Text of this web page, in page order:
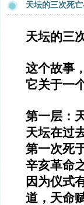
天坛的三次死
天坛的三
这个故事
它关于一
第一层：
天坛在过
第一次死
辛亥革命
因为仪式
道，天命